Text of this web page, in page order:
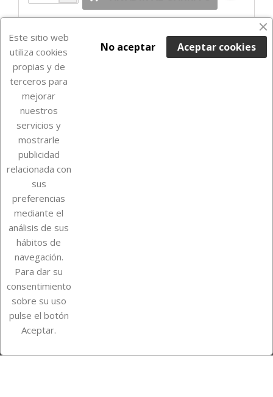

Su cuenta
Información de la tienda
InstagramTikTok
Este sitio web
utiliza cookies
propias y de
terceros para
mejorar
nuestros
servicios y
mostrarle
publicidad
relacionada con
sus
preferencias
mediante el
análisis de sus
hábitos de
navegación.
Para dar su
consentimiento
sobre su uso
pulse el botón
Aceptar.
Aceptar cookies
No aceptar